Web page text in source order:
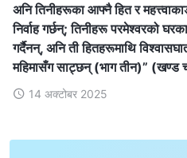
अनि तिनीहरूका आफ्‍नै हित र
निर्वाह गर्छन्; तिनीहरू परमेश्‍वरको
गर्दैनन्, अनि ती हितहरूमाथि
महिमासँग साट्छन् (भाग तीन)” (खण्ड
14 अक्टोबर 2025